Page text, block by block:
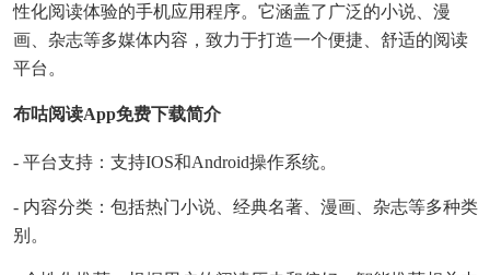
性化阅读体验的手机应用程序。它涵盖了广泛的小说、漫
画、杂志等多媒体内容，致力于打造一个便捷、舒适的阅读
平台。
布咕阅读app免费下载简介
- 平台支持：支持iOS和Android操作系统。
- 内容分类：包括热门小说、经典名著、漫画、杂志等多种类
别。